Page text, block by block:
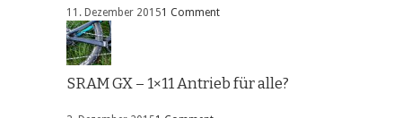
11. Dezember 20151 Comment
SRAM GX – 1×11 Antrieb für alle?